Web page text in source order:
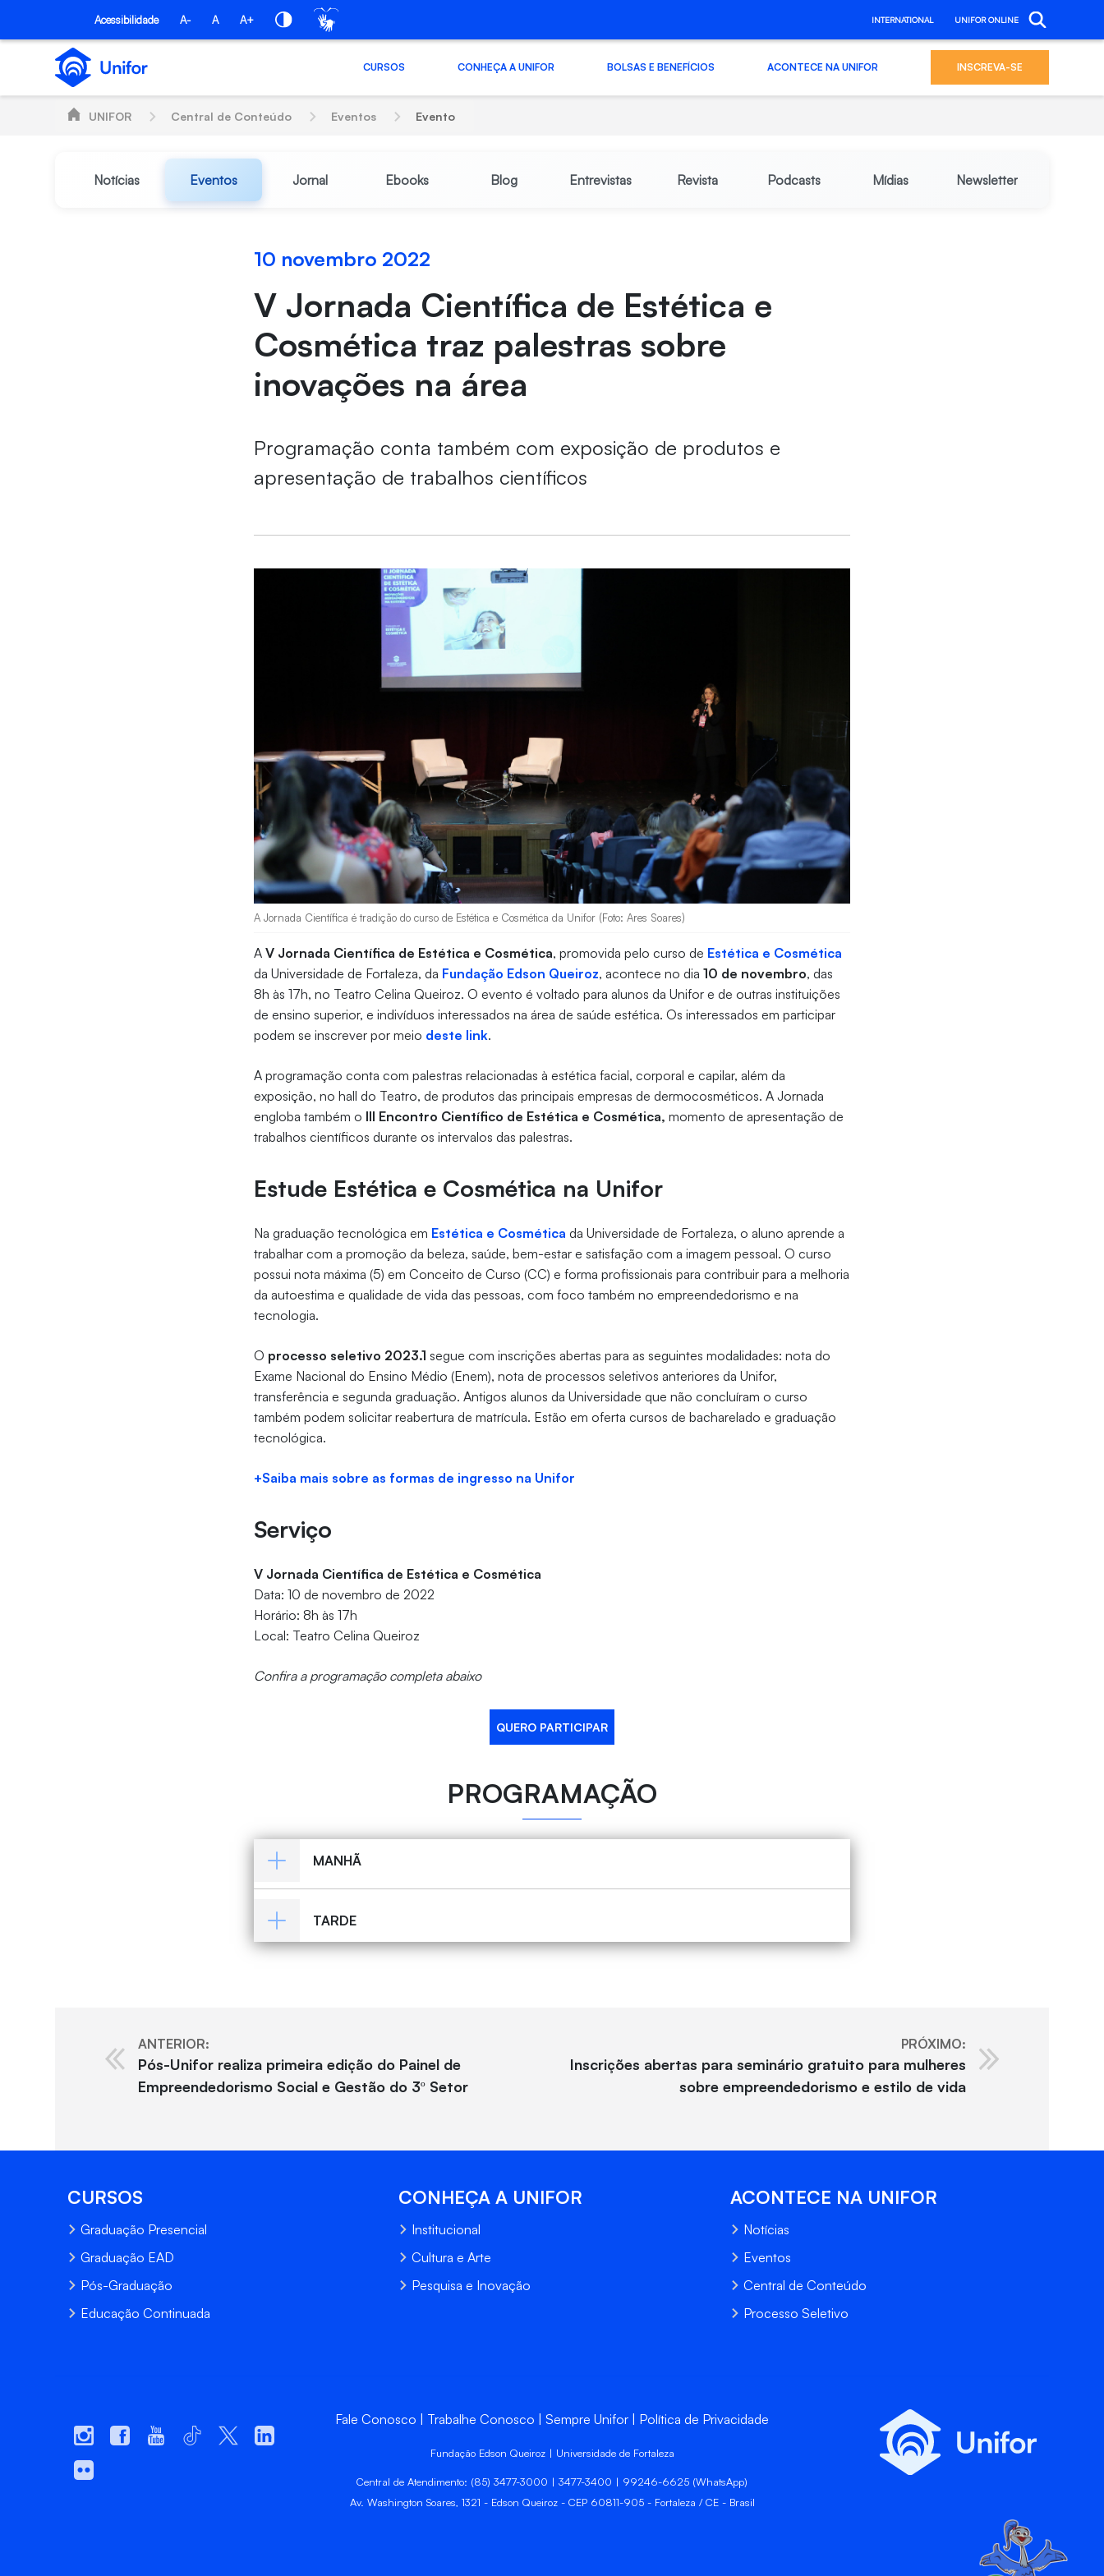
Pular para o Conteúdo principal
Acessibilidade A- A A+ INTERNATIONAL UNIFOR ONLINE
CURSOS CONHEÇA A UNIFOR BOLSAS E BENEFÍCIOS ACONTECE NA UNIFOR INSCREVA-SE
UNIFOR Central de Conteúdo Eventos Evento
Notícias Eventos Jornal Ebooks Blog Entrevistas Revista Podcasts Mídias Newsletter
10 novembro 2022
V Jornada Científica de Estética e
Cosmética traz palestras sobre
inovações na área
Programação conta também com exposição de produtos e
apresentação de trabalhos científicos
A Jornada Científica é tradição do curso de Estética e Cosmética da Unifor (Foto: Ares Soares)
AV Jornada Científica de Estética e Cosmética, promovida pelo curso de Estética e Cosmética
da Universidade de Fortaleza, da Fundação Edson Queiroz, acontece no dia10 de novembro, das
8h às 17h, no Teatro Celina Queiroz. O evento é voltado para alunos da Unifor e de outras instituições
de ensino superior, e indivíduos interessados na área de saúde estética. Os interessados em participar
podem se inscrever por meio deste link.
A programação conta com palestras relacionadas à estética facial, corporal e capilar, além da
exposição, no hall do Teatro, de produtos das principais empresas de dermocosméticos. A Jornada
engloba também o III Encontro Científico de Estética e Cosmética, momento de apresentação de
trabalhos científicos durante os intervalos das palestras.
Estude Estética e Cosmética na Unifor
Na graduação tecnológica em Estética e Cosmética da Universidade de Fortaleza, o aluno aprende a
trabalhar com a promoção da beleza, saúde, bem-estar e satisfação com a imagem pessoal. O curso
possui nota máxima (5) em Conceito de Curso (CC) e forma profissionais para contribuir para a melhoria
da autoestima e qualidade de vida das pessoas, com foco também no empreendedorismo e na
tecnologia.
O processo seletivo 2023.1 segue com inscrições abertas para as seguintes modalidades: nota do
Exame Nacional do Ensino Médio (Enem), nota de processos seletivos anteriores da Unifor,
transferência e segunda graduação. Antigos alunos da Universidade que não concluíram o curso
também podem solicitar reabertura de matrícula. Estão em oferta cursos de bacharelado e graduação
tecnológica.
+Saiba mais sobre as formas de ingresso na Unifor
Serviço
V Jornada Científica de Estética e Cosmética
Data: 10 de novembro de 2022
Horário: 8h às 17h
Local: Teatro Celina Queiroz
Confira a programação completa abaixo
QUERO PARTICIPAR
PROGRAMAÇÃO
MANHÃ
TARDE
ANTERIOR:
Pós-Unifor realiza primeira edição do Painel de
Empreendedorismo Social e Gestão do 3º Setor
PRÓXIMO:
Inscrições abertas para seminário gratuito para mulheres
sobre empreendedorismo e estilo de vida
CURSOS
Graduação Presencial
Graduação EAD
Pós-Graduação
Educação Continuada
CONHEÇA A UNIFOR
Institucional
Cultura e Arte
Pesquisa e Inovação
ACONTECE NA UNIFOR
Notícias
Eventos
Central de Conteúdo
Processo Seletivo
Fale Conosco Trabalhe Conosco Sempre Unifor Política de Privacidade
Fundação Edson Queiroz | Universidade de Fortaleza
Central de Atendimento: (85) 3477-3000 | 3477-3400 | 99246-6625 (WhatsApp)
Av. Washington Soares, 1321 - Edson Queiroz - CEP 60811-905 - Fortaleza / CE - Brasil